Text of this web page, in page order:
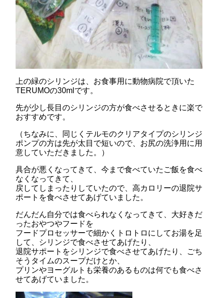
上の緑のシリンジは、お食事用に動物病院で頂いた
TERUMOの30mlです。
先が少し長目のシリンジの方が食べさせるときに楽で
おすすめです。
（ちなみに、同じくテルモのクリアタイプのシリンジ
ポンプの方は先が太目で短いので、お尻の洗浄用に用
意していただきました。）
具合が悪くなってきて、今まで食べていたご飯を食べ
なくなってきて、
戻してしまったりしていたので、高カロリーの退院サ
ポートを食べさせてあげていました。
だんだん自分では食べられなくなってきて、大好きだ
ったおやつやフードを
フードプロセッサーで細かくトロトロにしてお湯を足
して、シリンジで食べさせてあげたり、
退院サポートをシリンジで食べさせてあげたり、ごち
そうタイムのスープだけとか、
プリンやヨーグルトも栄養のあるものは何でも食べさ
せてあげていました。